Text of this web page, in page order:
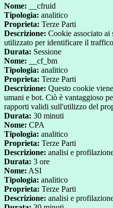
Nome: __cfruid
Tipologia: analitico
Proprieta: Terze Parti
Descrizione: Cookie associato
utilizzato per identificare il
Durata: Sessione
Nome: __cf_bm
Tipologia: analitico
Proprieta: Terze Parti
Descrizione: Questo cookie
umani e bot. Ciò è vantaggioso
rapporti validi sull'utilizzo del
Durata: 30 minuti
Nome: CPA
Tipologia: analitico
Proprieta: Terze Parti
Descrizione: analisi e
Durata: 3 ore
Nome: ASI
Tipologia: analitico
Proprieta: Terze Parti
Descrizione: analisi e